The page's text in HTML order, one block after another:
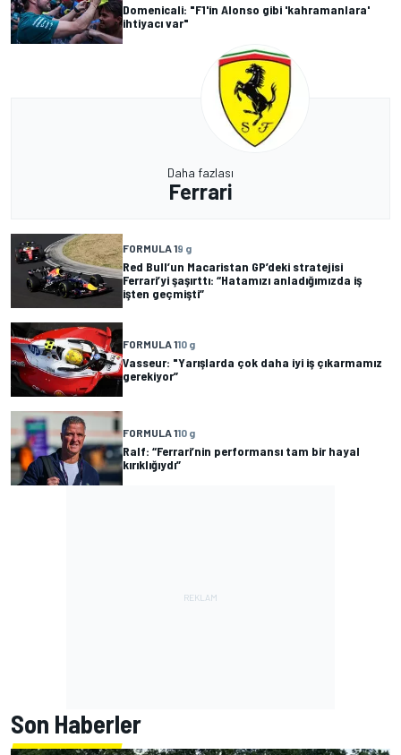
Domenicali: "F1'in Alonso gibi 'kahramanlara'
ihtiyacı var"
Daha fazlası
Ferrari
FORMULA 19 g
Red Bull’un Macaristan GP’deki stratejisi
Ferrari’yi şaşırttı: “Hatamızı anladığımızda iş
işten geçmişti”
FORMULA 110 g
Vasseur: "Yarışlarda çok daha iyi iş çıkarmamız
gerekiyor”
FORMULA 110 g
Ralf: “Ferrari’nin performansı tam bir hayal
kırıklığıydı”
Son Haberler